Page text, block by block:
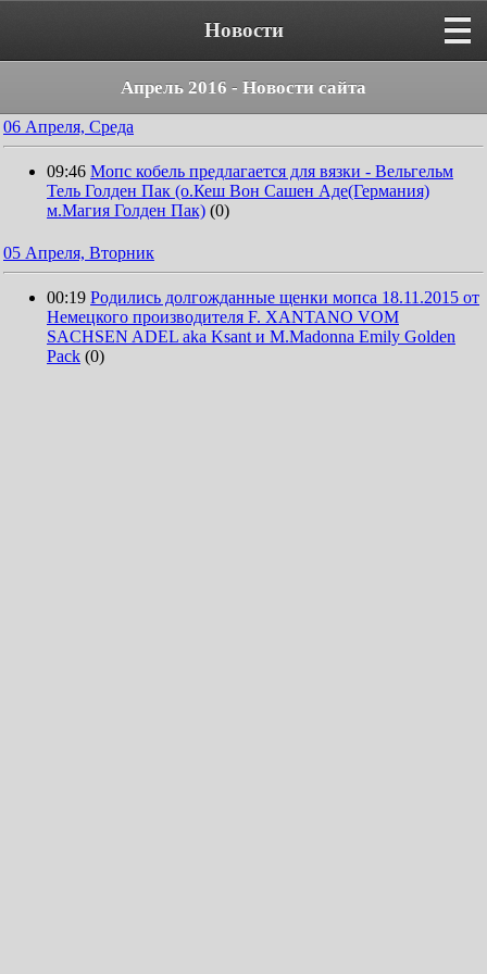
Новости
Апрель 2016 - Новости сайта
06 Апреля, Среда
09:46 Мопс кобель предлагается для вязки - Вельгельм
Тель Голден Пак ​(о.Кеш Вон Сашен Аде(Германия)
м.Магия Голден Пак) (0)
05 Апреля, Вторник
00:19 Родились долгожданные щенки мопса 18.11.2015 от
Немецкого производителя F. XANTANO VOM
SACHSEN ADEL aka Ksant и M.Madonna Emily Gоlden
Pack (0)